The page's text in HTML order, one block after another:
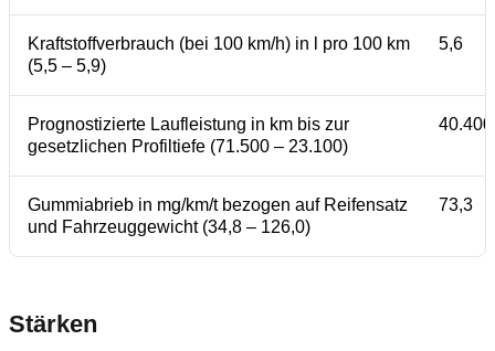
Kraftstoffverbrauch (bei 100 km/h) in l pro 100 km
(5,5 – 5,9)
5,6
Prognostizierte Laufleistung in km bis zur
gesetzlichen Profiltiefe (71.500 – 23.100)
40.400
Gummiabrieb in mg/km/t bezogen auf Reifensatz
und Fahrzeuggewicht (34,8 – 126,0)
73,3
Stärken